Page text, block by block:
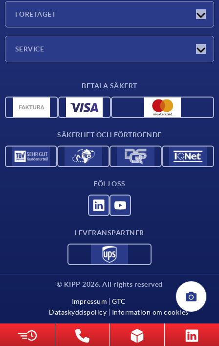
FÖRETAGET
SERVICE
CAD-data
BETALA SÄKERT
SÄKERHET OCH FÖRTROENDE
FÖLJ OSS
LEVERANSPARTNER
© KIPP 2026. All rights reserved
Impressum
GTC
Dataskyddspolicy
Information om cookies